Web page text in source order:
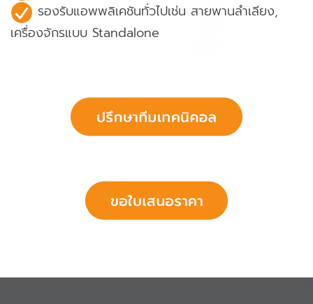
รองรับแอพพลิเคชันทั่วไปเช่น สายพานลำเลียง,
เครื่องจักรแบบ Standalone